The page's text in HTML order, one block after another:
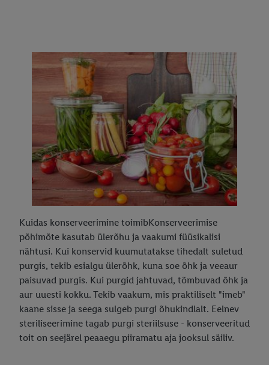
Kuidas konserveerimine toimibKonserveerimise
põhimõte kasutab ülerõhu ja vaakumi füüsikalisi
nähtusi. Kui konservid kuumutatakse tihedalt suletud
purgis, tekib esialgu ülerõhk, kuna soe õhk ja veeaur
paisuvad purgis. Kui purgid jahtuvad, tõmbuvad õhk ja
aur uuesti kokku. Tekib vaakum, mis praktiliselt "imeb"
kaane sisse ja seega sulgeb purgi õhukindlalt. Eelnev
steriliseerimine tagab purgi steriilsuse - konserveeritud
toit on seejärel peaaegu piiramatu aja jooksul säiliv.